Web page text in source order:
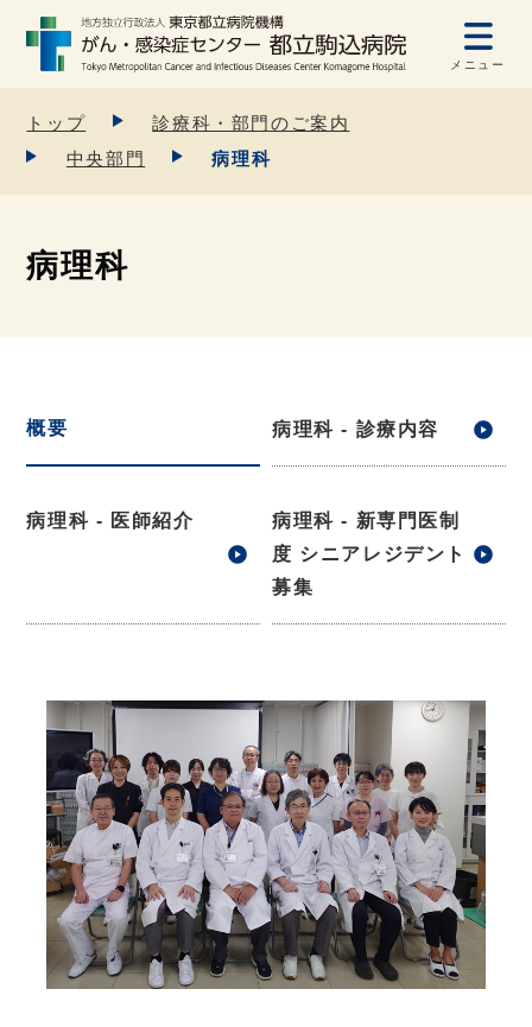
メニュー
トップ
診療科・部門のご案内
中央部門
病理科
病理科
概要 病理科 - 診療内容
病理科 - 医師紹介
病理科 - 新専門医制
度 シニアレジデント
募集